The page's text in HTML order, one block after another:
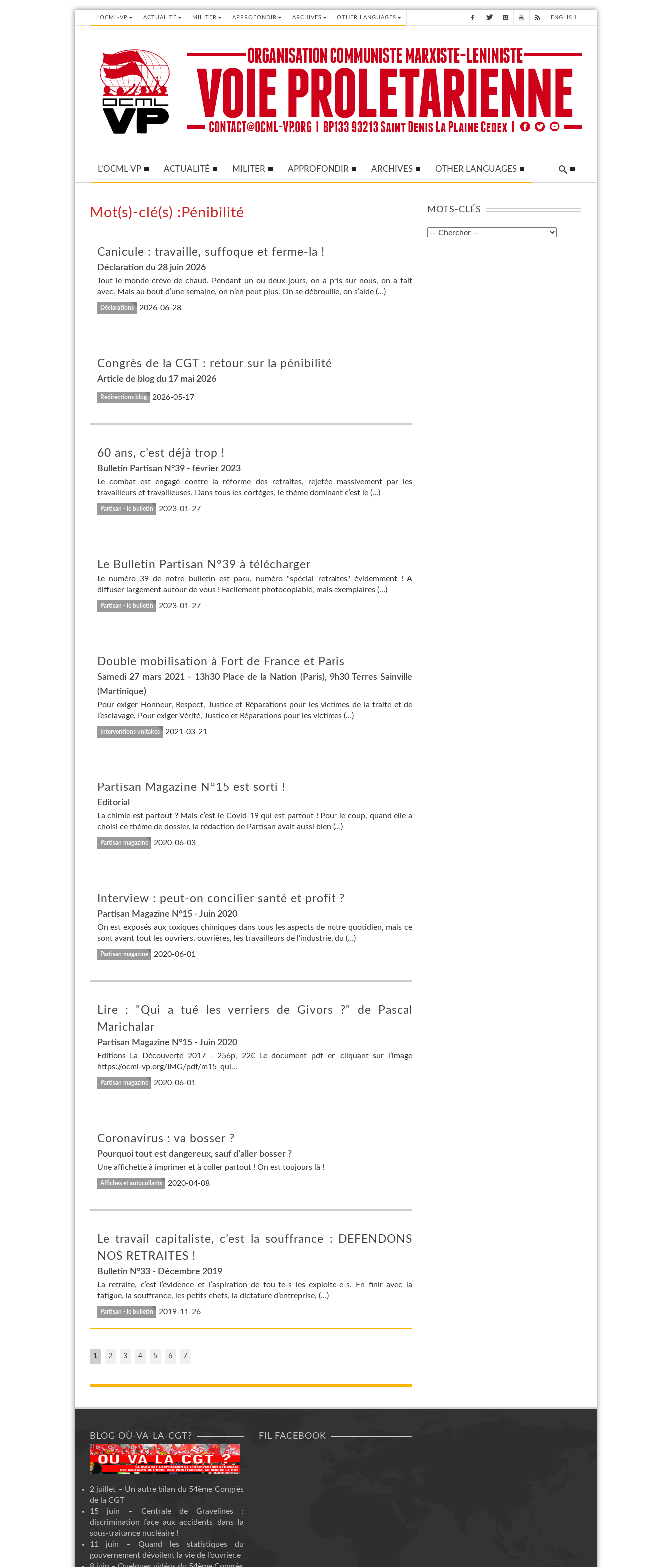
L’OCML-VP ACTUALITÉ MILITER APPROFONDIR ARCHIVES OTHER LANGUAGES ENGLISH
L’OCML-VP ACTUALITÉ MILITER APPROFONDIR ARCHIVES OTHER LANGUAGES
Mot(s)-clé(s) :Pénibilité
Canicule : travaille, suffoque et ferme-la !
Déclaration du 28 juin 2026
Tout le monde crève de chaud. Pendant un ou deux jours, on a pris sur nous, on a fait
avec. Mais au bout d’une semaine, on n’en peut plus. On se débrouille, on s’aide (…)
Déclarations 2026-06-28
Congrès de la CGT : retour sur la pénibilité
Article de blog du 17 mai 2026
Redirections blog 2026-05-17
60 ans, c’est déjà trop !
Bulletin Partisan N°39 - février 2023
Le combat est engagé contre la réforme des retraites, rejetée massivement par les
travailleurs et travailleuses. Dans tous les cortèges, le thème dominant c’est le (…)
Partisan - le bulletin 2023-01-27
Le Bulletin Partisan N°39 à télécharger
Le numéro 39 de notre bulletin est paru, numéro "spécial retraites" évidemment ! A
diffuser largement autour de vous ! Facilement photocopiable, mais exemplaires (…)
Partisan - le bulletin 2023-01-27
Double mobilisation à Fort de France et Paris
Samedi 27 mars 2021 - 13h30 Place de la Nation (Paris), 9h30 Terres Sainville
(Martinique)
Pour exiger Honneur, Respect, Justice et Réparations pour les victimes de la traite et de
l’esclavage, Pour exiger Vérité, Justice et Réparations pour les victimes (…)
Interventions unitaires 2021-03-21
Partisan Magazine N°15 est sorti !
Editorial
La chimie est partout ? Mais c’est le Covid-19 qui est partout ! Pour le coup, quand elle a
choisi ce thème de dossier, la rédaction de Partisan avait aussi bien (…)
Partisan magazine 2020-06-03
Interview : peut-on concilier santé et profit ?
Partisan Magazine N°15 - Juin 2020
On est exposés aux toxiques chimiques dans tous les aspects de notre quotidien, mais ce
sont avant tout les ouvriers, ouvrières, les travailleurs de l’industrie, du (…)
Partisan magazine 2020-06-01
Lire : "Qui a tué les verriers de Givors ?" de Pascal
Marichalar
Partisan Magazine N°15 - Juin 2020
Editions La Découverte 2017 - 256p, 22€ Le document pdf en cliquant sur l’image
https://ocml-vp.org/IMG/pdf/m15_qui...
Partisan magazine 2020-06-01
Coronavirus : va bosser ?
Pourquoi tout est dangereux, sauf d’aller bosser ?
Une affichette à imprimer et à coller partout ! On est toujours là !
Affiches et autocollants 2020-04-08
Le travail capitaliste, c’est la souffrance : DEFENDONS
NOS RETRAITES !
Bulletin N°33 - Décembre 2019
La retraite, c’est l’évidence et l’aspiration de tou-te-s les exploité-e-s. En finir avec la
fatigue, la souffrance, les petits chefs, la dictature d’entreprise, (…)
Partisan - le bulletin 2019-11-26
1 2 3 4 5 6 7
MOTS-CLÉS
BLOG OÙ-VA-LA-CGT?
2 juillet – Un autre bilan du 54ème Congrès
de la CGT
15 juin – Centrale de Gravelines :
discrimination face aux accidents dans la
sous-traitance nucléaire !
11 juin – Quand les statistiques du
gouvernement dévoilent la vie de l’ouvrier.e
FIL FACEBOOK